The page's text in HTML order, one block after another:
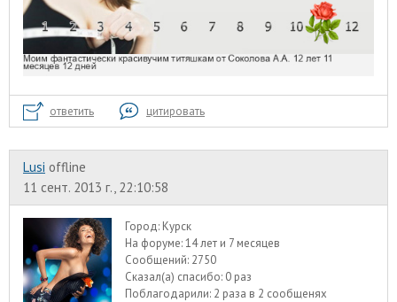
ответить цитировать
Lusi offline
11 сент. 2013 г., 22:10:58
Город: Курск
На форуме:14 лет и 7 месяцев
Сообщений: 2750
Сказал(а) спасибо: 0 раз
Поблагодарили: 2 раза в 2 сообщенях